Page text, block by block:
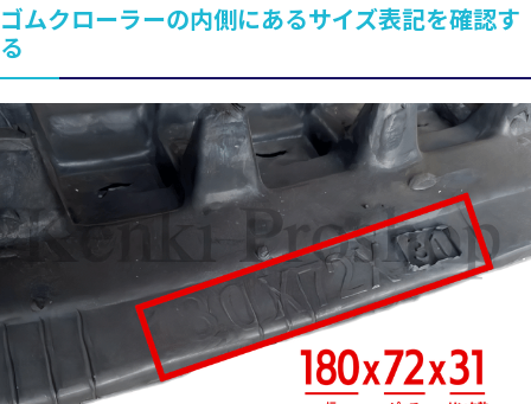
ゴムクローラーの内側にあるサイズ表記を確認す
る